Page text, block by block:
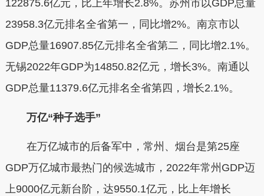
122875.6亿元，比上年增长2.8%。苏州市以GDP总量
23958.3亿元排名全省第一，同比增2%。南京市以
GDP总量16907.85亿元排名全省第二，同比增2.1%。
无锡2022年GDP为14850.82亿元，增长3%。南通以
GDP总量11379.6亿元排名全省第四，增长2.1%。
万亿“种子选手”
在万亿城市的后备军中，常州、烟台是第25座
GDP万亿城市最热门的候选城市，2022年常州GDP迈
上9000亿元新台阶，达9550.1亿元，比上年增长